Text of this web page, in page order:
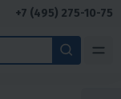
+7 (495) 275-10-75